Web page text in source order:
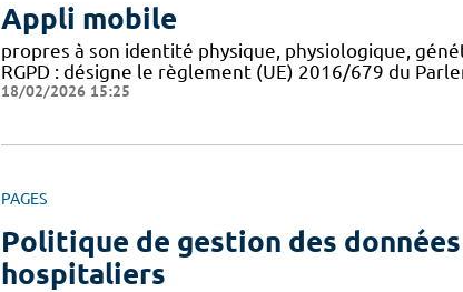
Appli mobile
propres à son identité physique, physiologique,
RGPD : désigne le règlement (UE) 2016/679 du
18/02/2026 15:25
PAGES
Politique de gestion des
hospitaliers